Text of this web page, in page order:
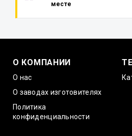
месте
О КОМПАНИИ
О нас
О заводах изготовителях
Политика
конфиденциальности